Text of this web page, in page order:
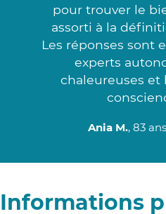
pour trouver le
assorti à la
Les réponses sont
experts
chaleureuses et
Ania M., 83
Informations